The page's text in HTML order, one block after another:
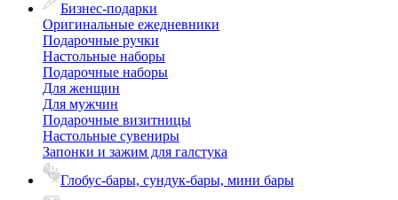
Бизнес-подарки
Оригинальные ежедневники
Подарочные ручки
Настольные наборы
Подарочные наборы
Для женщин
Для мужчин
Подарочные визитницы
Настольные сувениры
Запонки и зажим для галстука
Глобус-бары, сундук-бары, мини бары